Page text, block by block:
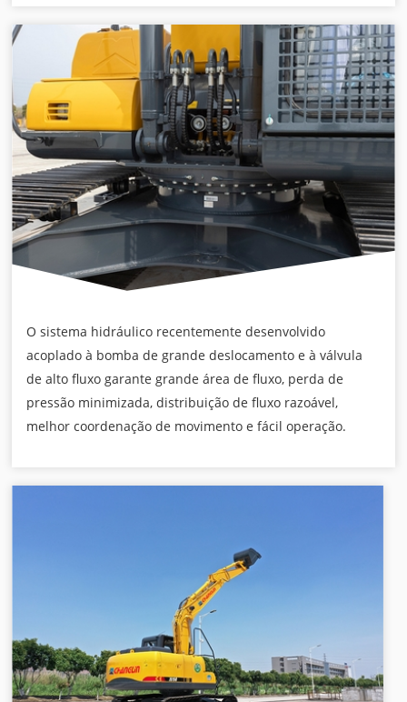
O sistema hidráulico recentemente desenvolvido
acoplado à bomba de grande deslocamento e à válvula
de alto fluxo garante grande área de fluxo, perda de
pressão minimizada, distribuição de fluxo razoável,
melhor coordenação de movimento e fácil operação.